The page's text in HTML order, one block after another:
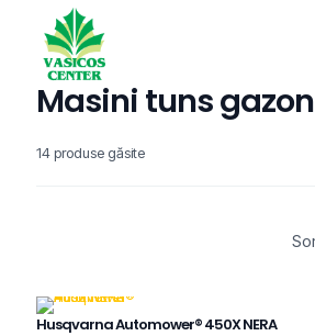
Masini tuns gazon
14 produse găsite
Husqvarna Automower® 450X NERA